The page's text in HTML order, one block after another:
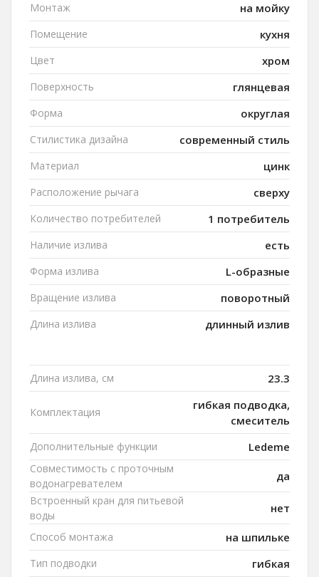
Монтаж на мойку
Помещение кухня
Цвет хром
Поверхность глянцевая
Форма округлая
Стилистика дизайна современный стиль
Материал цинк
Расположение рычага сверху
Количество потребителей 1 потребитель
Наличие излива есть
Форма излива L-образные
Вращение излива поворотный
Длина излива длинный излив
Длина излива, см 23.3
Комплектация
гибкая подводка,
смеситель
Дополнительные функции Ledeme
Совместимость с проточным
водонагревателем
да
Встроенный кран для питьевой
воды
нет
Способ монтажа на шпильке
Тип подводки гибкая